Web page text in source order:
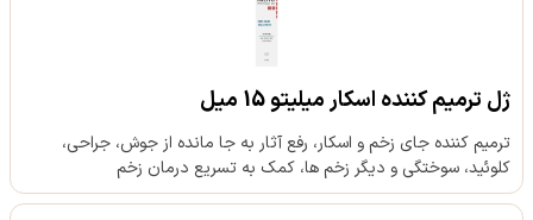
ژل ترمیم کننده اسکار میلیتو 15 میل
ترمیم کننده جای زخم و اسکار، رفع آثار به جا مانده از جوش، جراحی،
کلوئید، سوختگی و دیگر زخم ها، کمک به تسریع درمان زخم